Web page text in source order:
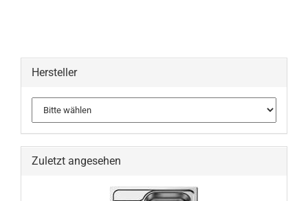
Hersteller
Zuletzt angesehen